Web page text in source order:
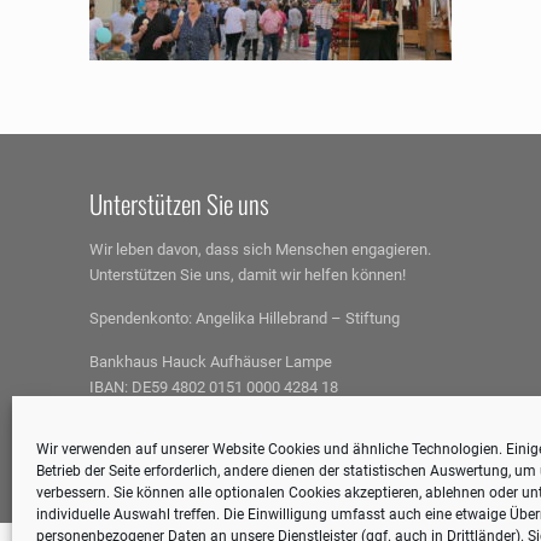
Wir verwenden auf unserer Website Cookies und ähnliche Technologien.
Betrieb der Seite erforderlich, andere dienen der statistischen Auswertung,
verbessern. Sie können alle optionalen Cookies akzeptieren, ablehnen oder
individuelle Auswahl treffen. Die Einwilligung umfasst auch eine etwaige
personenbezogener Daten an unsere Dienstleister (ggf. auch in Drittländer).
Unterstützen Sie uns
Wir leben davon, dass sich Menschen engagieren.
Unterstützen Sie uns, damit wir helfen können!
Spendenkonto: Angelika Hillebrand – Stiftung
Bankhaus Hauck Aufhäuser Lampe
IBAN: DE59 4802 0151 0000 4284 18
Spenden können steuerlich geltend gemacht werden.